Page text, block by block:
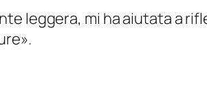
leggera, mi ha aiutata a